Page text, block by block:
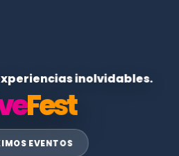
inolvidables.
Fest
EVENTOS